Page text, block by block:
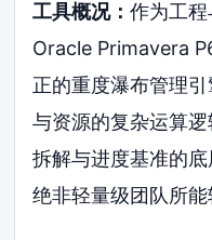
工具概况：作为工程
Oracle Primavera
正的重度瀑布管理
与资源的复杂运算
拆解与进度基准的
绝非轻量级团队所能